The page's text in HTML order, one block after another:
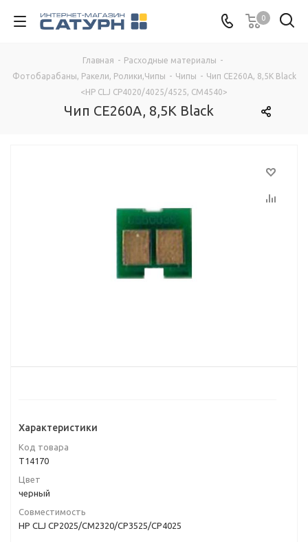
0
Главная - Расходные материалы -
Фотобарабаны, Ракели, Ролики,Чипы - Чипы - Чип CE260A, 8,5K Black
<HP CLJ CP4020/4025/4525, CM4540>
Чип CE260A, 8,5K Black
Характеристики
Код товара
T14170
Цвет
черный
Совместимость
HP CLJ CP2025/CM2320/CP3525/CP4025